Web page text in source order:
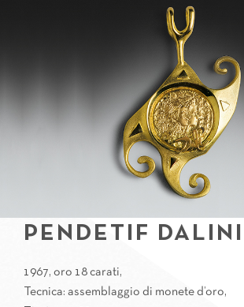
PENDETIF
1967, oro 18 carati,
Tecnica: assemblaggio di monete d’oro,